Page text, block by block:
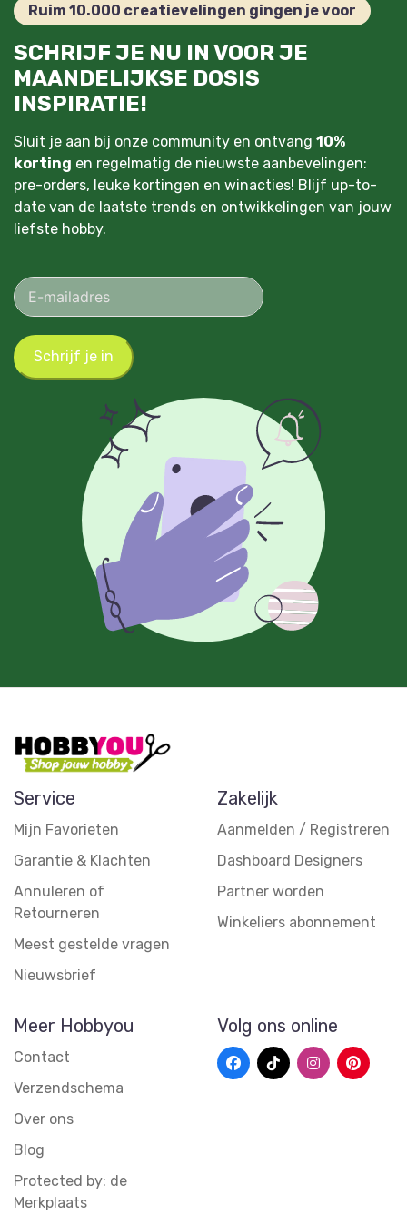
Ruim 10.000 creatievelingen gingen je voor
SCHRIJF JE NU IN VOOR JE
MAANDELIJKSE DOSIS
INSPIRATIE!
Sluit je aan bij onze community en ontvang 10%
korting en regelmatig de nieuwste aanbevelingen:
pre-orders, leuke kortingen en winacties! Blijf up-to-
date van de laatste trends en ontwikkelingen van jouw
liefste hobby.
Schrijf je in
Service
Mijn Favorieten
Garantie & Klachten
Annuleren of
Retourneren
Meest gestelde vragen
Nieuwsbrief
Zakelijk
Aanmelden / Registreren
Dashboard Designers
Partner worden
Winkeliers abonnement
Meer Hobbyou
Contact
Verzendschema
Over ons
Blog
Protected by: de
Merkplaats
Volg ons online